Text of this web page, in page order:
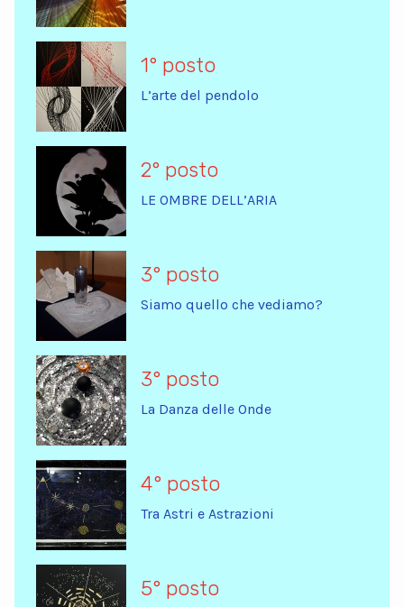
1° posto
L’arte del pendolo
2° posto
LE OMBRE DELL’ARIA
3° posto
Siamo quello che vediamo?
3° posto
La Danza delle Onde
4° posto
Tra Astri e Astrazioni
5° posto